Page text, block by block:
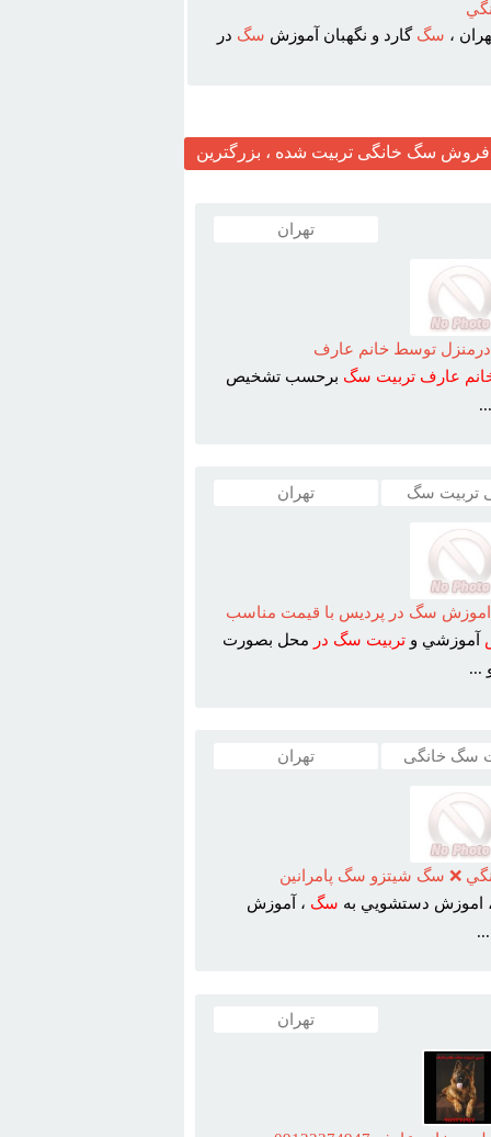
، سگ گارد و نگهبان آموزش سگ در
سگ خانگی تربیت شده ، بزرگترین
تهران
توسط خانم عارف
عارف تربيت سگ برحسب تشخيص
تربیت سگ تهران
سگ در پرديس با قيمت مناسب
آموزشي وتربيت سگ در محل بصورت
...
سگ خانگی تهران
❌ سگ شيتزو سگ پامرانين
اموزش دستشويي به سگ ، آموزش
تهران